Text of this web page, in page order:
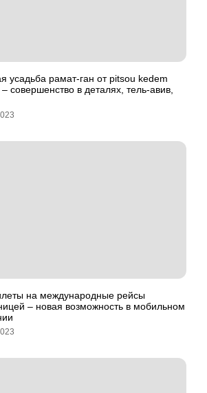
усадьба рамат-ган от pitsou kedem
совершенство в деталях, тель-авив,
на международные рейсы
– новая возможность в мобильном